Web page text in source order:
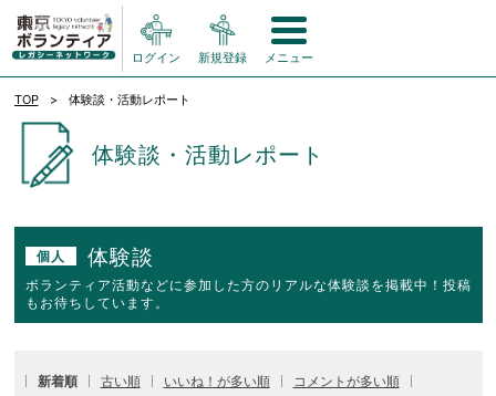
ログイン 新規登録 メニュー
TOP 体験談・活動レポート
体験談・活動レポート
個人 体験談
ボランティア活動などに参加した方のリアルな体験談を掲載中！投稿
もお待ちしています。
新着順 古い順 いいね！が多い順 コメントが多い順